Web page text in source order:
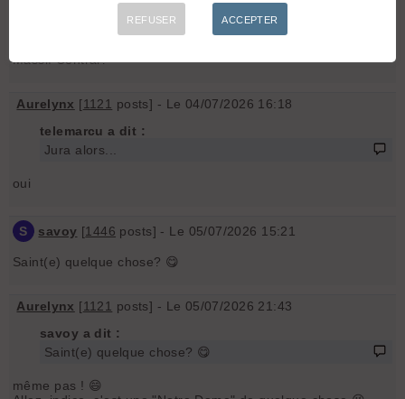
Massif Central?
Aurelynx [1121 posts] - Le 04/07/2026 16:18
telemarcu a dit :
Jura alors...
oui
S savoy [1446 posts] - Le 05/07/2026 15:21
Saint(e) quelque chose? 😋
Aurelynx [1121 posts] - Le 05/07/2026 21:43
savoy a dit :
Saint(e) quelque chose? 😋
même pas ! 😄
REFUSER ACCEPTER